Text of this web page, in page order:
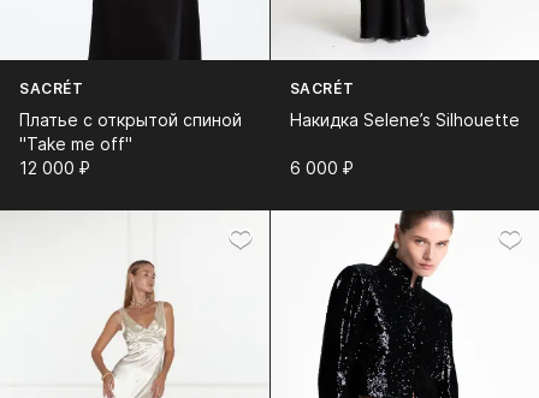
SACRÉT
Платье с открытой спиной
"Take me off"
12 000⁠ ⁠₽
SACRÉT
Накидка Selene’s Silhouette
6 000⁠ ⁠₽